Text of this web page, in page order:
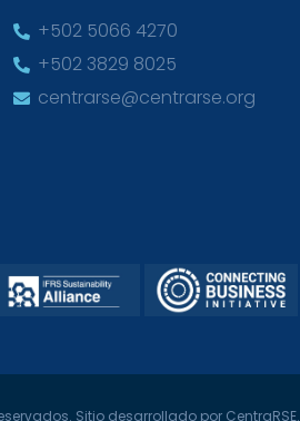
+502 5066 4270
+502 3829 8025
centrarse@centrarse.org
Sitio desarrollado por CentraRSE.